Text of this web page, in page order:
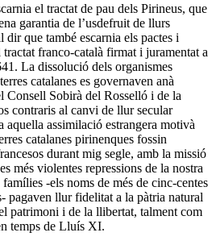
el tractat de pau dels Pirineus, que
garantia de l’usdefruit de llurs
que també escarnia els pactes i
franco-català firmat i juramentat a
La dissolució dels organismes
catalanes es governaven anà
Consell Sobirà del Rosselló i de la
contraris al canvi de llur secular
aquella assimilació estrangera motivà
catalanes pirinenques fossin
durant mig segle, amb la missió
més violentes repressions de la nostra
-els noms de més de cinc-centes
pagaven llur fidelitat a la pàtria natural
patrimoni i de la llibertat, talment com
temps de Lluís XI.